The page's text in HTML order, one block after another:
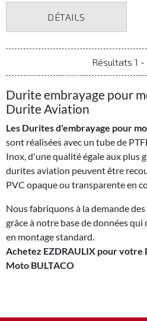
DÉTAILS
Résultats 1 -
Durite embrayage pour
Durite Aviation
Les Durites d'embrayage pour
sont réalisées avec un tube de
Inox, d'une qualité égale aux plus
durites aviation peuvent être
PVC opaque ou transparente en
Nous fabriquons à la demande des
grâce à notre base de données
en montage standard.
Achetez EZDRAULIX pour votre
Moto BULTACO